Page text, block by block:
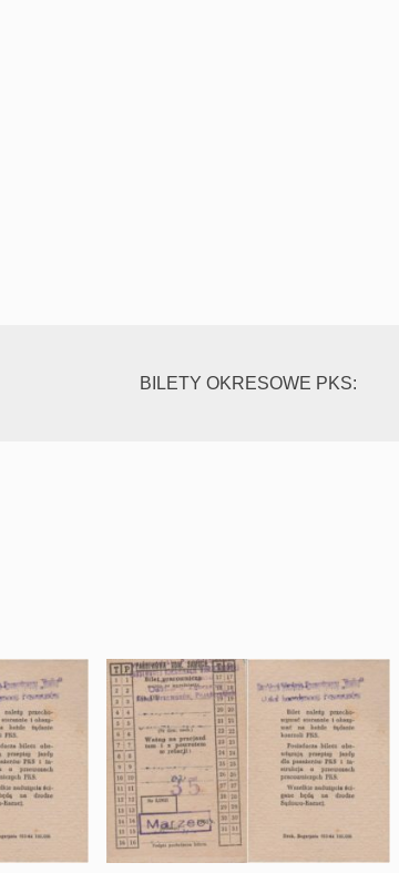
BILETY OKRESOWE PKS: